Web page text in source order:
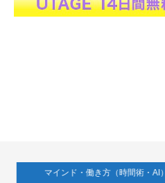
マインド・働き方（時間術・AI）